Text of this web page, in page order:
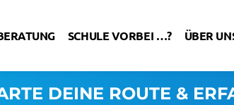
SCHULE VORBEI …? ÜBER
DEINE ROUTE &